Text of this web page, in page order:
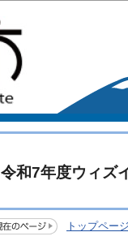
令和7年度ウィズ
トップページ